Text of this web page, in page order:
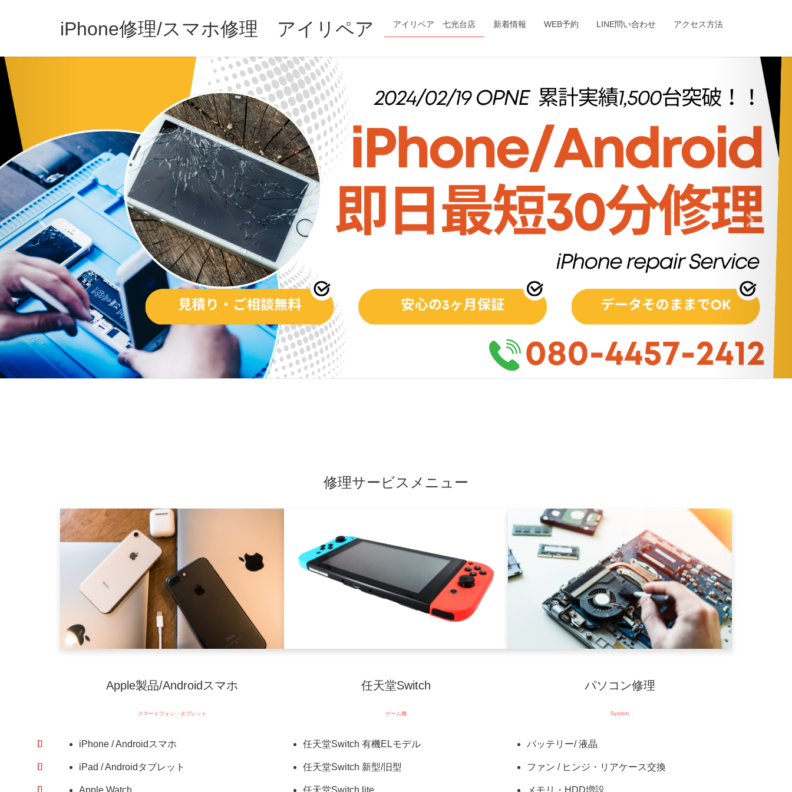
iPhone修理/スマホ修理 アイリペア アイリペア 七光台店 新着情報 WEB予約 LINE問い合わせ アクセス方法
修理サービスメニュー
Apple製品/Androidスマホ
スマートフォン・タブレット
iPhone / Androidスマホ
iPad / Androidタブレット
Apple Watch
任天堂Switch
ゲーム機
任天堂Switch 有機ELモデル
任天堂Switch 新型/旧型
任天堂Switch lite
パソコン修理
System
バッテリー/ 液晶
ファン / ヒンジ・リアケース交換
メモリ・HDD増設